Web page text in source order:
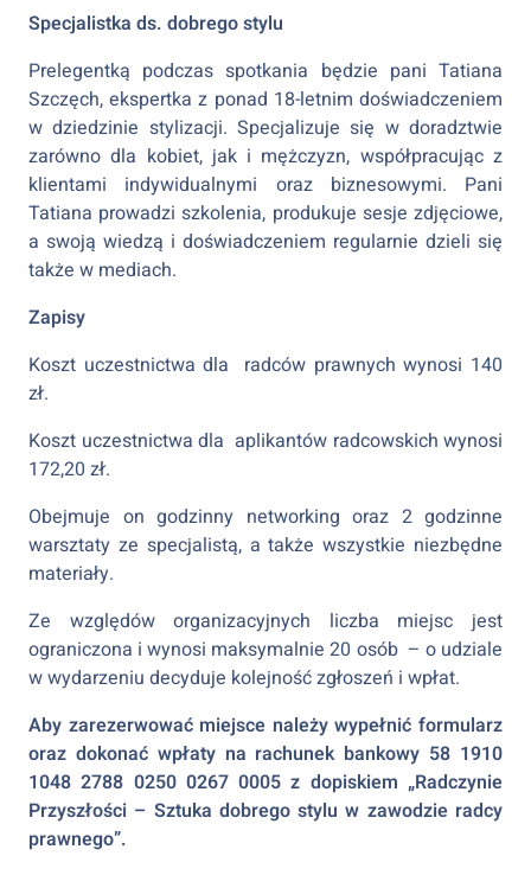
Specjalistka ds. dobrego stylu
Prelegentką podczas spotkania będzie pani Tatiana
Szczęch, ekspertka z ponad 18-letnim doświadczeniem
w dziedzinie stylizacji. Specjalizuje się w doradztwie
zarówno dla kobiet, jak i mężczyzn, współpracując z
klientami indywidualnymi oraz biznesowymi. Pani
Tatiana prowadzi szkolenia, produkuje sesje zdjęciowe,
a swoją wiedzą i doświadczeniem regularnie dzieli się
także w mediach.
Zapisy
Koszt uczestnictwa dla radców prawnych wynosi 140
zł.
Koszt uczestnictwa dla aplikantów radcowskich wynosi
172,20 zł.
Obejmuje on godzinny networking oraz 2 godzinne
warsztaty ze specjalistą, a także wszystkie niezbędne
materiały.
Ze względów organizacyjnych liczba miejsc jest
ograniczona i wynosi maksymalnie 20 osób – o udziale
w wydarzeniu decyduje kolejność zgłoszeń i wpłat.
Aby zarezerwować miejsce należy wypełnić formularz
oraz dokonać wpłaty na rachunek bankowy 58 1910
1048 2788 0250 0267 0005 z dopiskiem „Radczynie
Przyszłości – Sztuka dobrego stylu w zawodzie radcy
prawnego”.